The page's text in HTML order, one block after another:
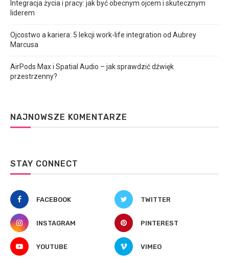
Integracja życia i pracy: jak być obecnym ojcem i skutecznym
liderem
Ojcostwo a kariera: 5 lekcji work-life integration od Aubrey
Marcusa
AirPods Max i Spatial Audio – jak sprawdzić dźwięk
przestrzenny?
NAJNOWSZE KOMENTARZE
STAY CONNECT
FACEBOOK TWITTER
INSTAGRAM PINTEREST
YOUTUBE VIMEO